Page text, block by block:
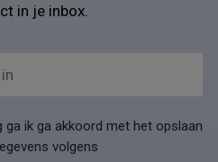
in je inbox.
ga ik ga akkoord met het opslaan
volgens